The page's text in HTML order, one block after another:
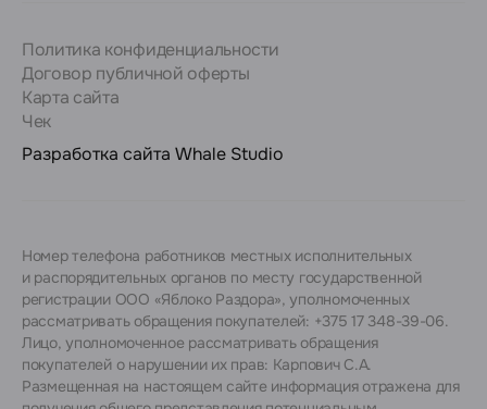
Политика конфиденциальности
Договор публичной оферты
Карта сайта
Чек
Разработка сайта Whale Studio
Номер телефона работников местных исполнительных
и распорядительных органов по месту государственной
регистрации ООО «Яблоко Раздора», уполномоченных
рассматривать обращения покупателей: +375 17 348-39-06.
Лицо, уполномоченное рассматривать обращения
покупателей о нарушении их прав: Карпович С.А.
Размещенная на настоящем сайте информация отражена для